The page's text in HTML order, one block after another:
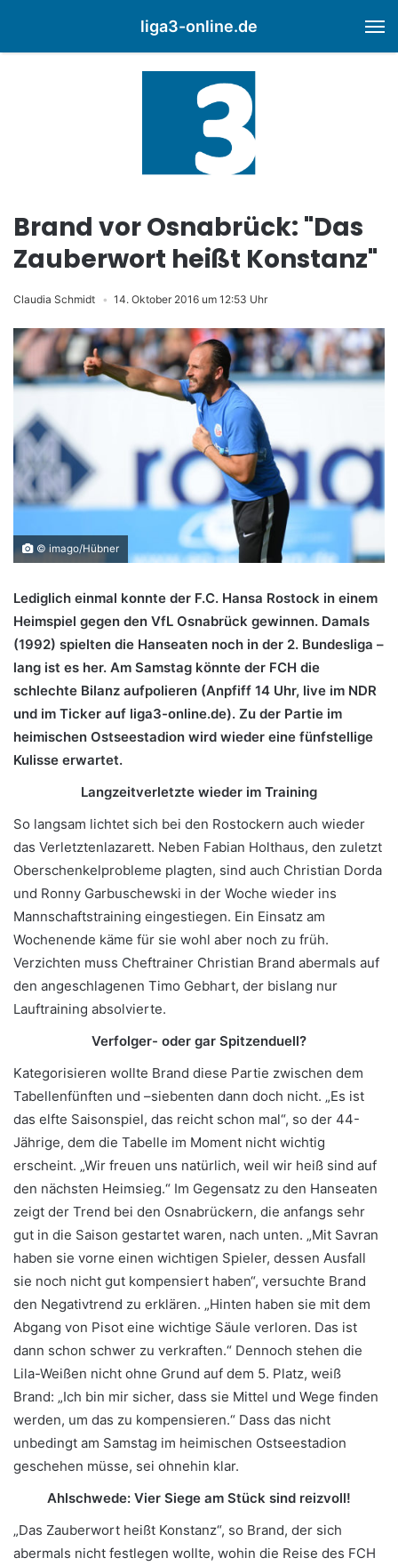
liga3-online.de
Brand vor Osnabrück: "Das
Zauberwort heißt Konstanz"
Claudia Schmidt 14. Oktober 2016 um 12:53 Uhr
© imago/Hübner
Lediglich einmal konnte der F.C. Hansa Rostock in einem
Heimspiel gegen den VfL Osnabrück gewinnen. Damals
(1992) spielten die Hanseaten noch in der 2. Bundesliga –
lang ist es her. Am Samstag könnte der FCH die
schlechte Bilanz aufpolieren (Anpfiff 14 Uhr, live im NDR
und im Ticker auf liga3-online.de). Zu der Partie im
heimischen Ostseestadion wird wieder eine fünfstellige
Kulisse erwartet.
Langzeitverletzte wieder im Training
So langsam lichtet sich bei den Rostockern auch wieder
das Verletztenlazarett. Neben Fabian Holthaus, den zuletzt
Oberschenkelprobleme plagten, sind auch Christian Dorda
und Ronny Garbuschewski in der Woche wieder ins
Mannschaftstraining eingestiegen. Ein Einsatz am
Wochenende käme für sie wohl aber noch zu früh.
Verzichten muss Cheftrainer Christian Brand abermals auf
den angeschlagenen Timo Gebhart, der bislang nur
Lauftraining absolvierte.
Verfolger- oder gar Spitzenduell?
Kategorisieren wollte Brand diese Partie zwischen dem
Tabellenfünften und –siebenten dann doch nicht. „Es ist
das elfte Saisonspiel, das reicht schon mal“, so der 44-
Jährige, dem die Tabelle im Moment nicht wichtig
erscheint. „Wir freuen uns natürlich, weil wir heiß sind auf
den nächsten Heimsieg.“ Im Gegensatz zu den Hanseaten
zeigt der Trend bei den Osnabrückern, die anfangs sehr
gut in die Saison gestartet waren, nach unten. „Mit Savran
haben sie vorne einen wichtigen Spieler, dessen Ausfall
sie noch nicht gut kompensiert haben“, versuchte Brand
den Negativtrend zu erklären. „Hinten haben sie mit dem
Abgang von Pisot eine wichtige Säule verloren. Das ist
dann schon schwer zu verkraften.“ Dennoch stehen die
Lila-Weißen nicht ohne Grund auf dem 5. Platz, weiß
Brand: „Ich bin mir sicher, dass sie Mittel und Wege finden
werden, um das zu kompensieren.“ Dass das nicht
unbedingt am Samstag im heimischen Ostseestadion
geschehen müsse, sei ohnehin klar.
Ahlschwede: Vier Siege am Stück sind reizvoll!
„Das Zauberwort heißt Konstanz“, so Brand, der sich
abermals nicht festlegen wollte, wohin die Reise des FCH